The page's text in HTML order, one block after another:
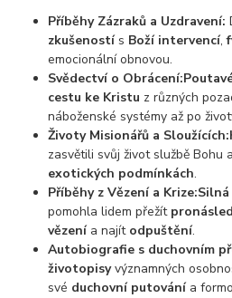
Příběhy Zázraků a Uzdravení:
zkušenostís Boží intervencí,
emocionální obnovou.
Svědectví o Obrácení:
cestu ke Kristu z různých
náboženské systémy až po
Životy Misionářů a Sloužících:
zasvětili svůj život službě Bohu
exotických podmínkách.
Příběhy z Vězení a Krize:
pomohla lidem přežít
vězenía najít odpuštění.
Autobiografie s duchovním
životopisyvýznamných
své duchovní putovánía